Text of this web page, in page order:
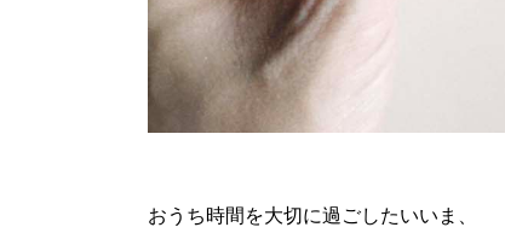
おうち時間を大切に過ごしたいいま、